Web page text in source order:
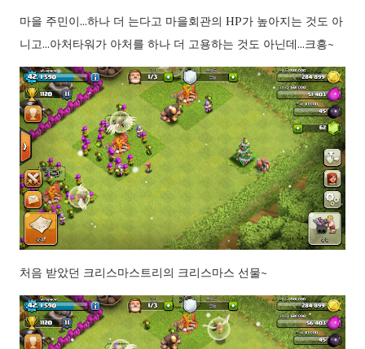
마을 주민이...하나 더 는다고 마을회관의 HP가 높아지는 것도 아
니고...아처타워가 아처를 하나 더 고용하는 것도 아닌데...크흥~
처음 받았던 크리스마스트리의 크리스마스 선물~